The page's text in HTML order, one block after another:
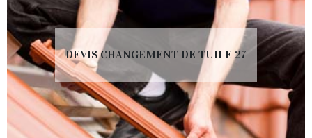
DEVIS CHANGEMENT DE TUILE 27